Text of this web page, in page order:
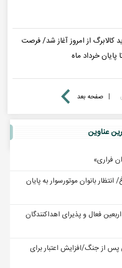
کالابرگ از امروز آغاز شد/ فرصت
پایان خرداد ماه
| صفحه بعد
عناوين
فراری»
بانوان موتورسوار به پایان
فعال و پذیرای اهداکنندگان
پس از جنگ/افزایش اعتبار برای